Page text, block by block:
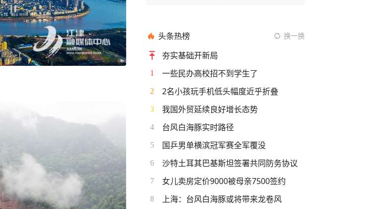
头条热榜 换一换
夯实基础开新局
1 一些民办高校招不到学生了
2 2名小孩玩手机低头幅度近乎折叠
3 我国外贸延续良好增长态势
4 台风白海豚实时路径
5 国乒男单横滨冠军赛全军覆没
6 沙特土耳其巴基斯坦签署共同防务协议
7 女儿卖房定价9000被母亲7500签约
8 上海：台风白海豚或将带来龙卷风